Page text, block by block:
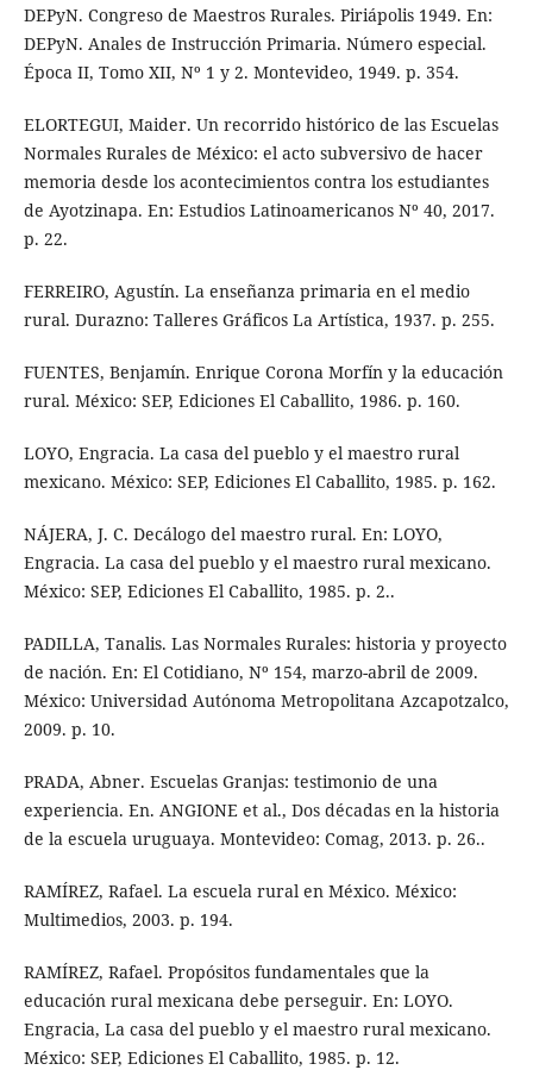
DEPyN. Congreso de Maestros Rurales. Piriápolis 1949. En:
DEPyN. Anales de Instrucción Primaria. Número especial.
Época II, Tomo XII, Nº 1 y 2. Montevideo, 1949. p. 354.
ELORTEGUI, Maider. Un recorrido histórico de las Escuelas
Normales Rurales de México: el acto subversivo de hacer
memoria desde los acontecimientos contra los estudiantes
de Ayotzinapa. En: Estudios Latinoamericanos Nº 40, 2017.
p. 22.
FERREIRO, Agustín. La enseñanza primaria en el medio
rural. Durazno: Talleres Gráficos La Artística, 1937. p. 255.
FUENTES, Benjamín. Enrique Corona Morfín y la educación
rural. México: SEP, Ediciones El Caballito, 1986. p. 160.
LOYO, Engracia. La casa del pueblo y el maestro rural
mexicano. México: SEP, Ediciones El Caballito, 1985. p. 162.
NÁJERA, J. C. Decálogo del maestro rural. En: LOYO,
Engracia. La casa del pueblo y el maestro rural mexicano.
México: SEP, Ediciones El Caballito, 1985. p. 2..
PADILLA, Tanalis. Las Normales Rurales: historia y proyecto
de nación. En: El Cotidiano, Nº 154, marzo-abril de 2009.
México: Universidad Autónoma Metropolitana Azcapotzalco,
2009. p. 10.
PRADA, Abner. Escuelas Granjas: testimonio de una
experiencia. En. ANGIONE et al., Dos décadas en la historia
de la escuela uruguaya. Montevideo: Comag, 2013. p. 26..
RAMÍREZ, Rafael. La escuela rural en México. México:
Multimedios, 2003. p. 194.
RAMÍREZ, Rafael. Propósitos fundamentales que la
educación rural mexicana debe perseguir. En: LOYO.
Engracia, La casa del pueblo y el maestro rural mexicano.
México: SEP, Ediciones El Caballito, 1985. p. 12.